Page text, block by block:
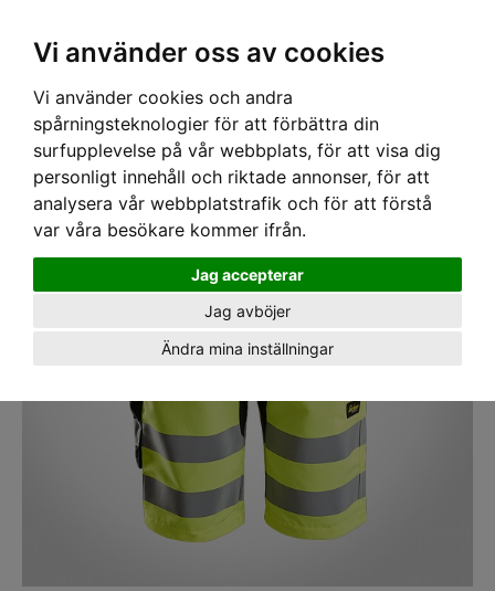
Vi använder oss av cookies
Vi använder cookies och andra
spårningsteknologier för att förbättra din
surfupplevelse på vår webbplats, för att visa dig
personligt innehåll och riktade annonser, för att
analysera vår webbplatstrafik och för att förstå
var våra besökare kommer ifrån.
Jag accepterar
Jag avböjer
Ändra mina inställningar
Hem ›ARBETSKLÄDER› Shorts Snickers LiteWork 6132 Varselgul/Svart